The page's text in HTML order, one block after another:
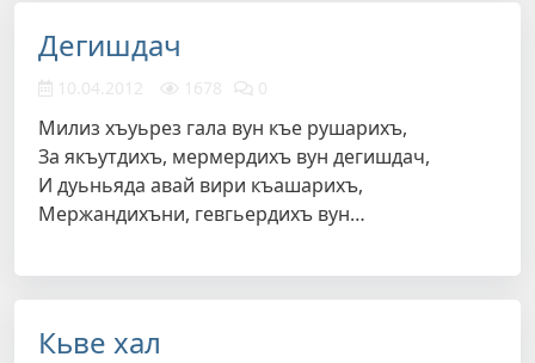
Дегишдач
10.04.2012 1678 0
Милиз хъуьрез гала вун къе рушарихъ,
За якъутдихъ, мермердихъ вун дегишдач,
И дуьньяда авай вири къашарихъ,
Мержандихъни, гевгьердихъ вун…
Кьве хал